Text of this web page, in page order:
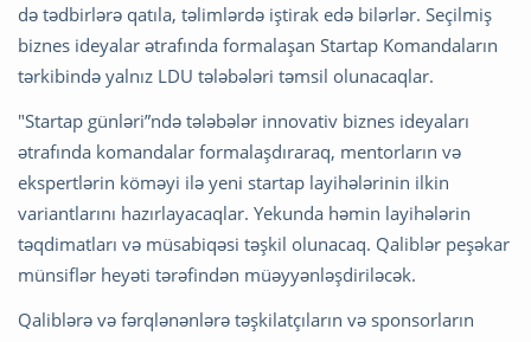
də tədbirlərə qatıla, təlimlərdə iştirak edə bilərlər. Seçilmiş
biznes ideyalar ətrafında formalaşan Startap Komandaların
tərkibində yalnız LDU tələbələri təmsil olunacaqlar.
"Startap günləri”ndə tələbələr innovativ biznes ideyaları
ətrafında komandalar formalaşdıraraq, mentorların və
ekspertlərin köməyi ilə yeni startap layihələrinin ilkin
variantlarını hazırlayacaqlar. Yekunda həmin layihələrin
təqdimatları və müsabiqəsi təşkil olunacaq. Qaliblər peşəkar
münsiflər heyəti tərəfindən müəyyənləşdiriləcək.
Qaliblərə və fərqlənənlərə təşkilatçıların və sponsorların